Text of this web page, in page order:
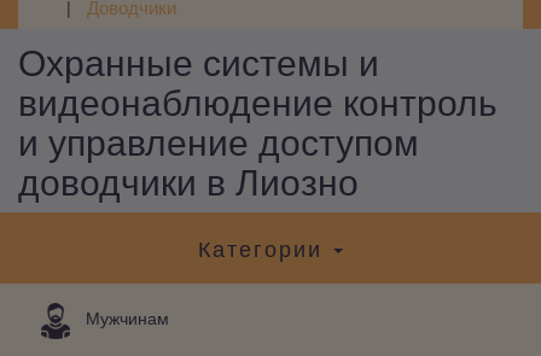
Доводчики
Охранные системы и
видеонаблюдение контроль
и управление доступом
доводчики в Лиозно
Категории
Мужчинам